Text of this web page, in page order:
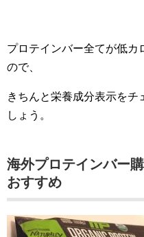
プロテインバー全てが低カ
ので、
きちんと栄養成分表示をチ
しょう。
海外プロテインバー
おすすめ